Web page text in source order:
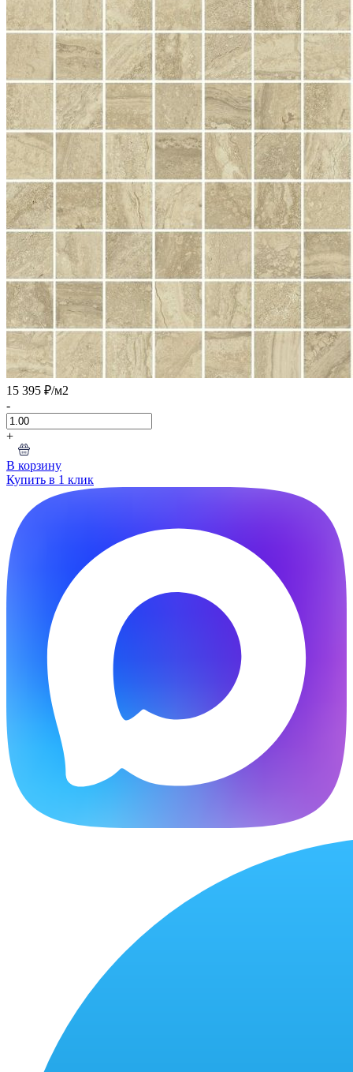
15 395 ₽/м2
-
+
В корзину
Купить в 1 клик